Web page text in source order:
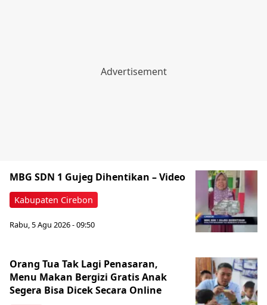
Kabupaten Cirebon
MBG SDN 1 Gujeg Dihentikan – Video
Rabu, 5 Agu 2026 - 09:50
Orang Tua Tak Lagi Penasaran,
Menu Makan Bergizi Gratis Anak
Segera Bisa Dicek Secara Online